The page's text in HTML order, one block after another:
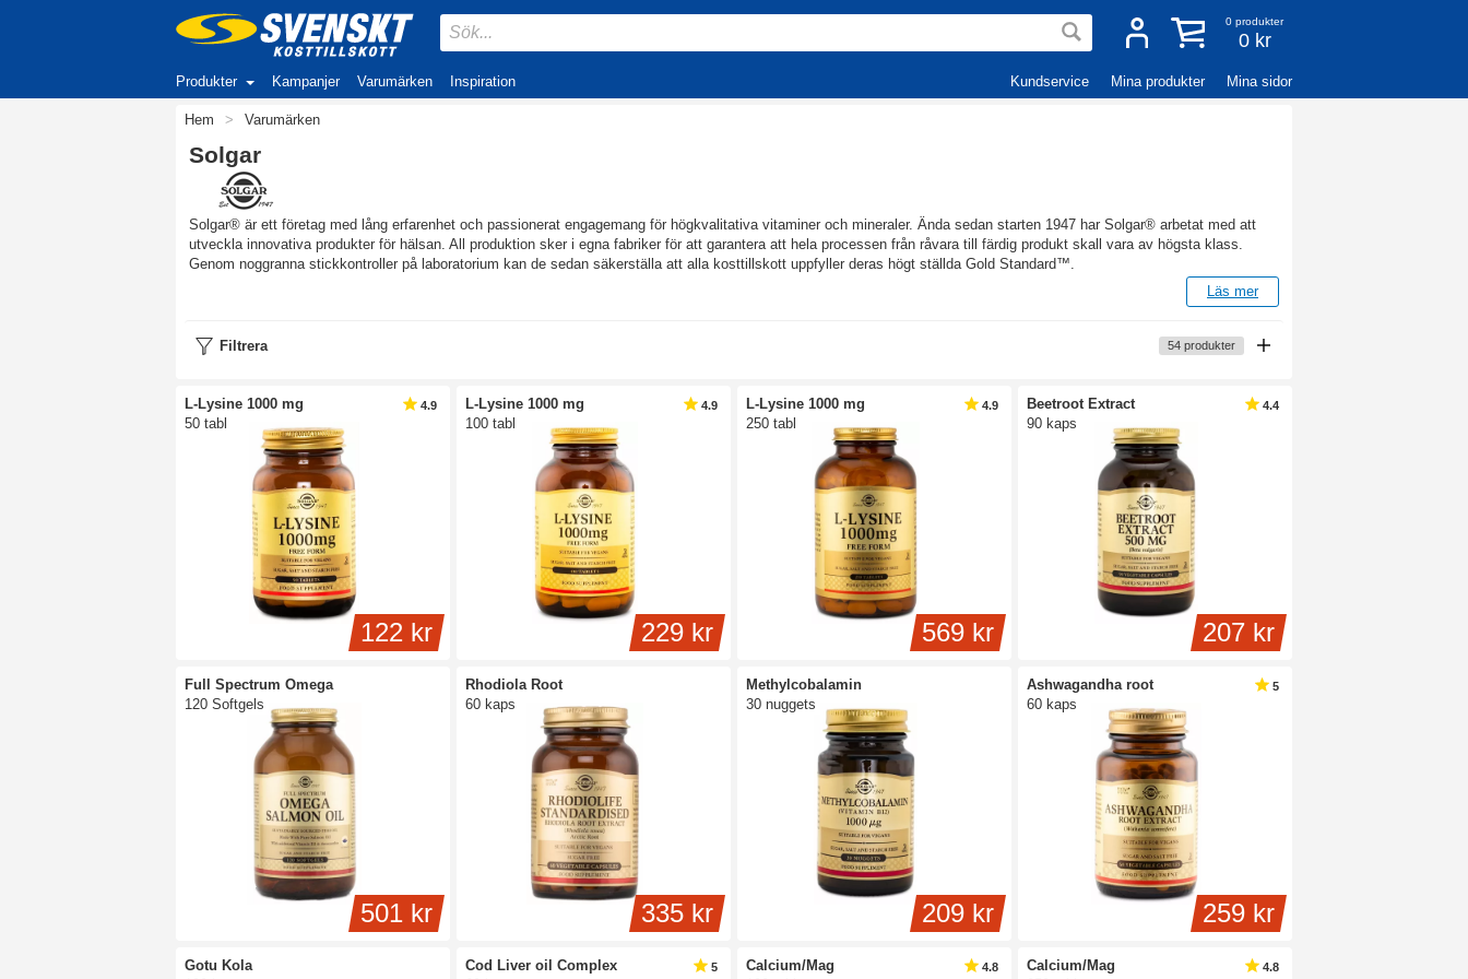
0 produkter
0 kr
Produkter Kampanjer Varumärken Inspiration Kundservice Mina produkter Mina sidor
Hem > Varumärken
Solgar
Solgar® är ett företag med lång erfarenhet och passionerat engagemang för högkvalitativa vitaminer och mineraler. Ända sedan starten 1947 har Solgar® arbetat med att
utveckla innovativa produkter för hälsan. All produktion sker i egna fabriker för att garantera att hela processen från råvara till färdig produkt skall vara av högsta klass.
Genom noggranna stickkontroller på laboratorium kan de sedan säkerställa att alla kosttillskott uppfyller deras högt ställda Gold Standard™.
Inga produkter är testade på djur och största delen av produktsortimentet är vegetabiliskt. Till några av de populäraste kosttillskotten genom åren hör Solgar® Magnesium,
Som ett led i Solgars helhetstänk var de även en av de första företagen som använde sig av aqueous-dragerade tabletter. Detta är en typ av vattenbaserad försegling som
är naturlig och förbättrar upplösningen av tabletten, vilket i sin tur gör att näringsämnena lättare tas upp i mag- och tarmkanalen.
Läs mer
Filtrera 54 produkter
L-Lysine 1000 mg
50 tabl
122 kr
4.9
L-Lysine 1000 mg
100 tabl
229 kr
4.9
L-Lysine 1000 mg
250 tabl
569 kr
4.9
Beetroot Extract
90 kaps
207 kr
4.4
Full Spectrum Omega
120 Softgels
501 kr
Rhodiola Root
60 kaps
335 kr
Methylcobalamin
30 nuggets
209 kr
Ashwagandha root
60 kaps
259 kr
5
Gotu Kola
Cod Liver oil Complex
5
Calcium/Mag
4.8
Calcium/Mag
4.8